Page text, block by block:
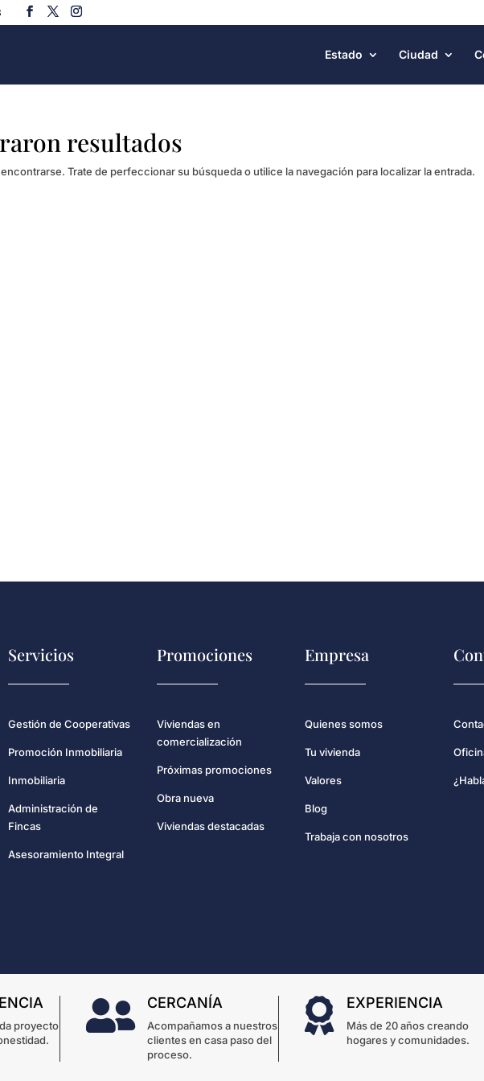
Estado Ciudad
resultados
Trate de perfeccionar su búsqueda o utilice la navegación para localizar la entrada.
Servicios
Gestión de Cooperativas
Promoción Inmobiliaria
Inmobiliaria
Administración de
Fincas
Asesoramiento Integral
Promociones
Viviendas en
comercialización
Próximas promociones
Obra nueva
Viviendas destacadas
Empresa
Quienes somos
Tu vivienda
Valores
Blog
Trabaja con nosotros
proyecto
 CERCANÍA
Acompañamos a nuestros
clientes en casa paso del
proceso.
 EXPERIENCIA
Más de 20 años creando
hogares y comunidades.